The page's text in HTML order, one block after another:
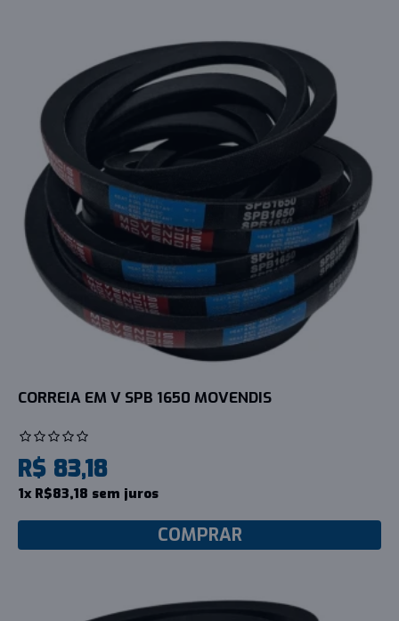
CORREIA EM V SPB 1650 MOVENDIS
R$ 83,18
1x R$83,18 sem juros
COMPRAR